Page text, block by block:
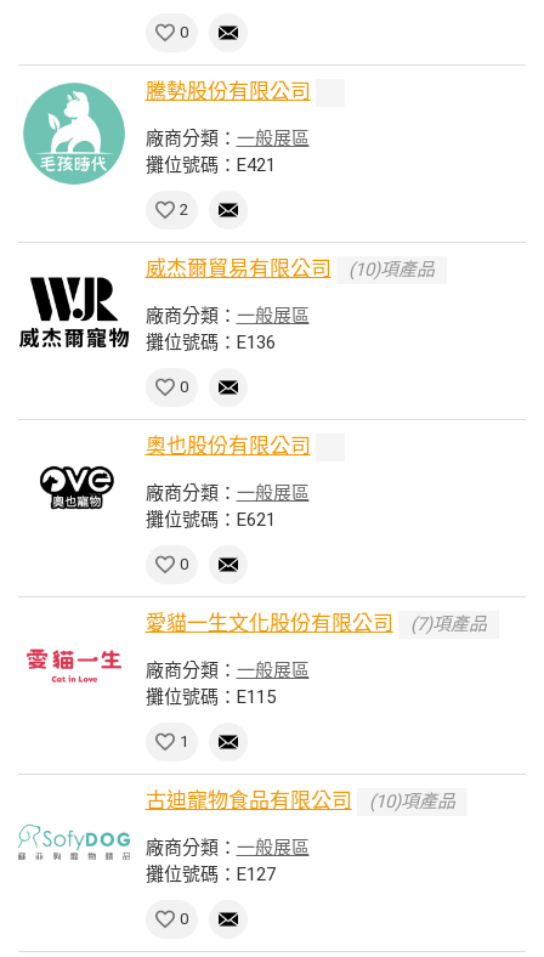
0
騰勢股份有限公司
廠商分類： 一般展區
攤位號碼：E421
2
威杰爾貿易有限公司 (10)項產品
廠商分類： 一般展區
攤位號碼：E136
0
奧也股份有限公司
廠商分類： 一般展區
攤位號碼：E621
0
愛貓一生文化股份有限公司 (7)項產品
廠商分類： 一般展區
攤位號碼：E115
1
古迪寵物食品有限公司 (10)項產品
廠商分類： 一般展區
攤位號碼：E127
0